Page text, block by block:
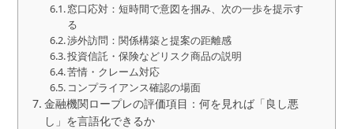
窓口応対：短時間で意図を掴み、次の一歩を提示す
る
渉外訪問：関係構築と提案の距離感
投資信託・保険などリスク商品の説明
苦情・クレーム対応
コンプライアンス確認の場面
金融機関ロープレの評価項目：何を見れば「良し悪
し」を言語化できるか